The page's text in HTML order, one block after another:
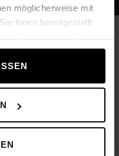
möglicherweise mit
ihnen bereitgestellt
až 389 mm
až 35 mm